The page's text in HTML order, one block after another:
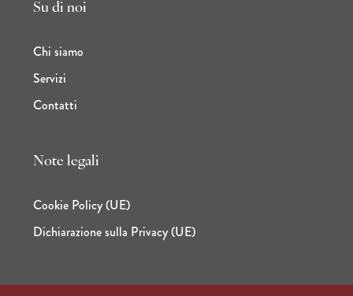
Su di noi
Chi siamo
Servizi
Contatti
Note legali
Cookie Policy (UE)
Dichiarazione sulla Privacy (UE)